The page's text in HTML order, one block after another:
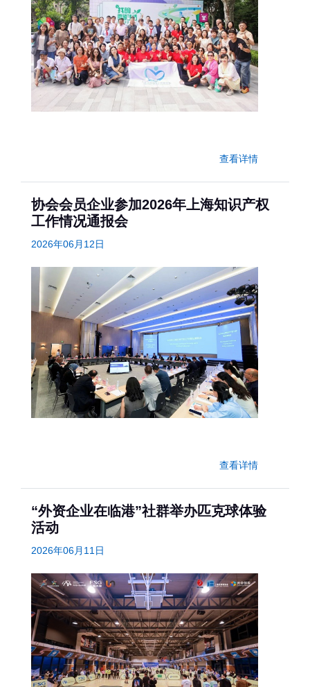
查看详情
协会会员企业参加2026年上海知识产权
工作情况通报会
2026年06月12日
查看详情
“外资企业在临港”社群举办匹克球体验
活动
2026年06月11日